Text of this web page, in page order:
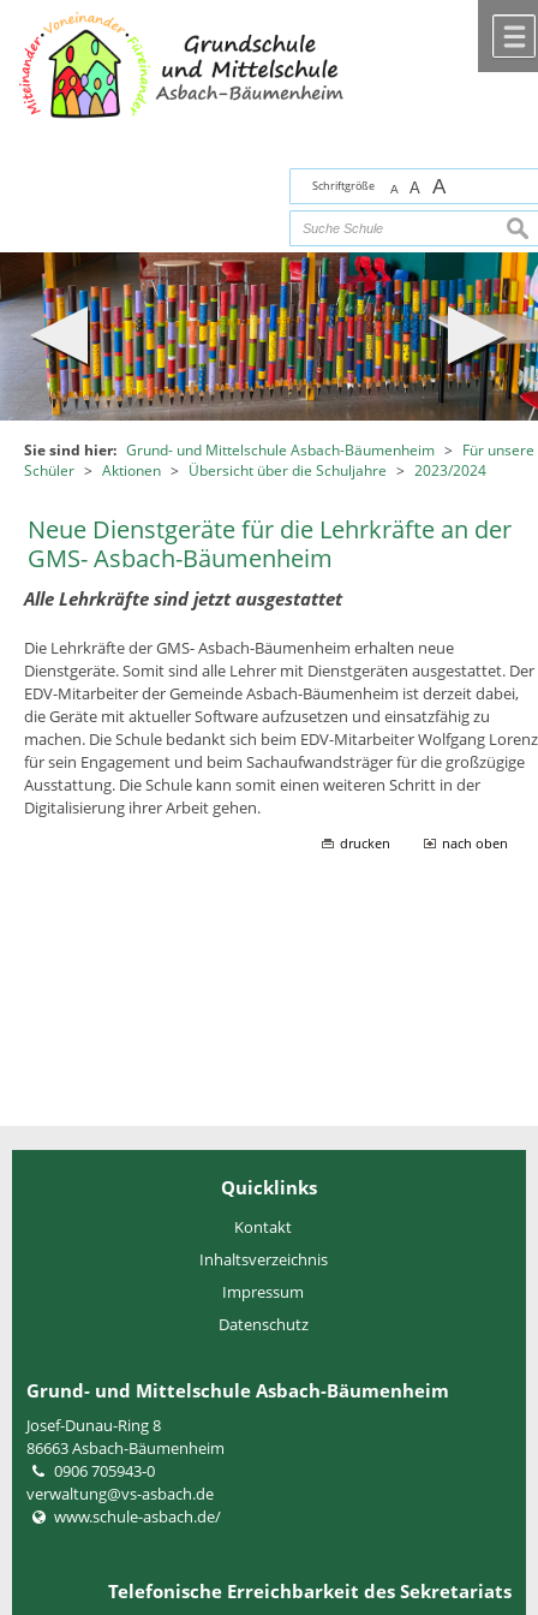
Zum Inhalt,
Schriftgröße A A A
Sie sind hier: Grund- und Mittelschule Asbach-Bäumenheim >
Für unsere
Schüler > Aktionen > Übersicht über die Schuljahre > 2023/2024
Neue Dienstgeräte für die Lehrkräfte an der
GMS- Asbach-Bäumenheim
Alle Lehrkräfte sind jetzt ausgestattet
Die Lehrkräfte der GMS- Asbach-Bäumenheim erhalten neue
Dienstgeräte. Somit sind alle Lehrer mit Dienstgeräten ausgestattet. Der
EDV-Mitarbeiter der Gemeinde Asbach-Bäumenheim ist derzeit dabei,
die Geräte mit aktueller Software aufzusetzen und einsatzfähig zu
machen. Die Schule bedankt sich beim EDV-Mitarbeiter Wolfgang Lorenz
für sein Engagement und beim Sachaufwandsträger für die großzügige
Ausstattung. Die Schule kann somit einen weiteren Schritt in der
Digitalisierung ihrer Arbeit gehen.
drucken nach oben
Quicklinks
Kontakt
Inhaltsverzeichnis
Impressum
Datenschutz
Grund- und Mittelschule Asbach-Bäumenheim
Josef-Dunau-Ring 8
86663Asbach-Bäumenheim
0906 705943-0
verwaltung@vs-asbach.de
www.schule-asbach.de/
Telefonische Erreichbarkeit des Sekretariats